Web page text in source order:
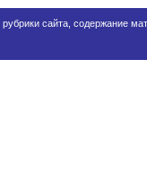
сайта, содержание